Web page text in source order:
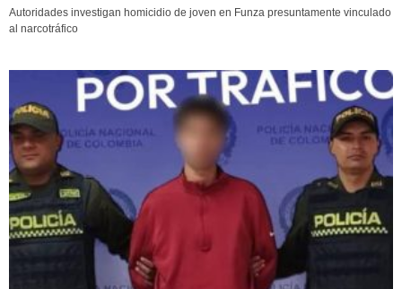
Autoridades investigan homicidio de joven en Funza presuntamente vinculado
al narcotráfico